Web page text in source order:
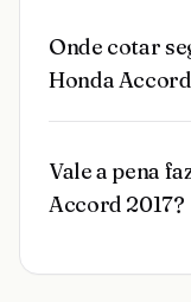
Onde cotar
Honda
Vale a pena
Accord 2017?